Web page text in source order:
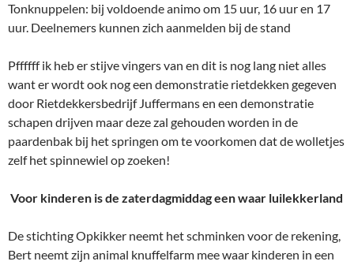
Tonknuppelen: bij voldoende animo om 15 uur, 16 uur en 17
uur. Deelnemers kunnen zich aanmelden bij de stand
Pffffff ik heb er stijve vingers van en dit is nog lang niet alles
want er wordt ook nog een demonstratie rietdekken gegeven
door Rietdekkersbedrijf Juffermans en een demonstratie
schapen drijven maar deze zal gehouden worden in de
paardenbak bij het springen om te voorkomen dat de wolletjes
zelf het spinnewiel op zoeken!
Voor kinderen is de zaterdagmiddag een waar luilekkerland
De stichting Opkikker neemt het schminken voor de rekening,
Bert neemt zijn animal knuffelfarm mee waar kinderen in een